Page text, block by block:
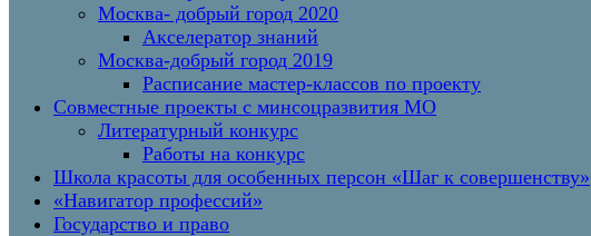
Москва- добрый город 2020
Акселератор знаний
Москва-добрый город 2019
Расписание мастер-классов по проекту
Совместные проекты с минсоцразвития МО
Литературный конкурс
Работы на конкурс
Школа красоты для особенных персон «Шаг к совершенству»
«Навигатор профессий»
Государство и право